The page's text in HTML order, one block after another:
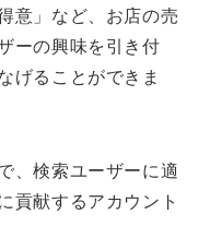
意」など、お店の売
ーの興味を引き付
げることができま
、検索ユーザーに適
貢献するアカウント